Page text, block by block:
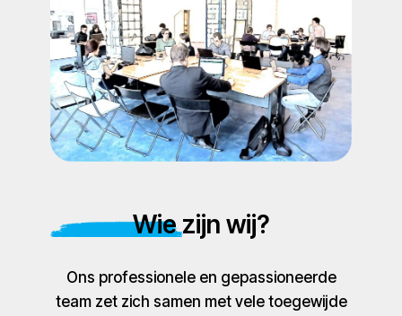
Wie zijn wij?
Ons professionele en gepassioneerde
team zet zich samen met vele toegewijde